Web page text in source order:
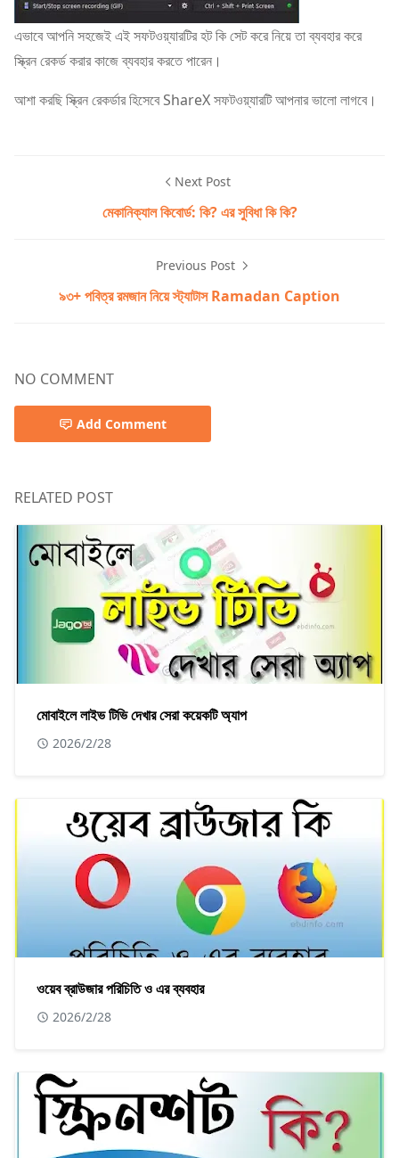
এভাবে আপনি সহজেই এই সফটওয়্যারটির হট কি সেট করে নিয়ে তা ব্যবহার করে
স্ক্রিন রেকর্ড করার কাজে ব্যবহার করতে পারেন।
আশা করছি স্ক্রিন রেকর্ডার হিসেবে ShareX সফটওয়্যারটি আপনার ভালো লাগবে।
Next Post
মেকানিক্যাল কিবোর্ড: কি? এর সুবিধা কি কি?
Previous Post
৯৩+ পবিত্র রমজান নিয়ে স্ট্যাটাস Ramadan Caption
NO COMMENT
Add Comment
RELATED POST
মোবাইলে লাইভ টিভি দেখার সেরা কয়েকটি অ্যাপ
2026/2/28
ওয়েব ব্রাউজার পরিচিতি ও এর ব্যবহার
2026/2/28